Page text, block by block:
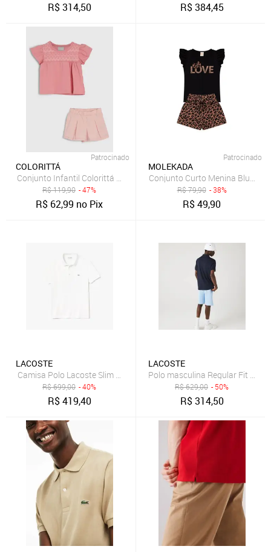
R$314,50 R$384,45
Patrocinado
COLORITTÁ
Conjunto Infantil Colorittá Manga Babado Rosa
R$119,90 - 47%
R$ 62,99 no Pix
Patrocinado
MOLEKADA
Conjunto Curto Menina Blusa e
R$79,90 - 38%
R$49,90
LACOSTE
Camisa Polo Lacoste Slim Fit Masculina em Petit piquet Stretch
R$699,00 - 40%
R$419,40
LACOSTE
Polo masculina Regular Fit em
R$629,00 - 50%
R$314,50